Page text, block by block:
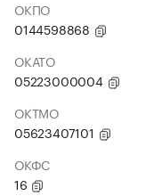
ОКПО
0144598868
ОКАТО
05223000004
ОКТМО
05623407101
ОКФС
16